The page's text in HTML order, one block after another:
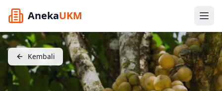
AnekaUKM
Kembali